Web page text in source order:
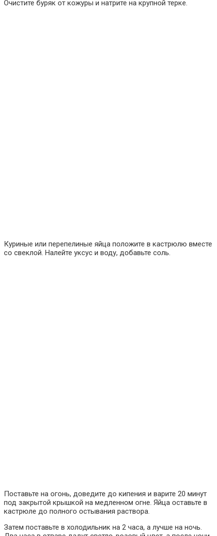
Очистите буряк от кожуры и натрите на крупной терке.
Куриные или перепелиные яйца положите в кастрюлю вместе
со свеклой. Налейте уксус и воду, добавьте соль.
Поставьте на огонь, доведите до кипения и варите 20 минут
под закрытой крышкой на медленном огне. Яйца оставьте в
кастрюле до полного остывания раствора.
Затем поставьте в холодильник на 2 часа, а лучше на ночь.